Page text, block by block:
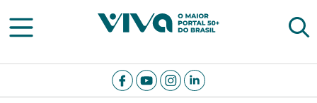
Viva Notícias